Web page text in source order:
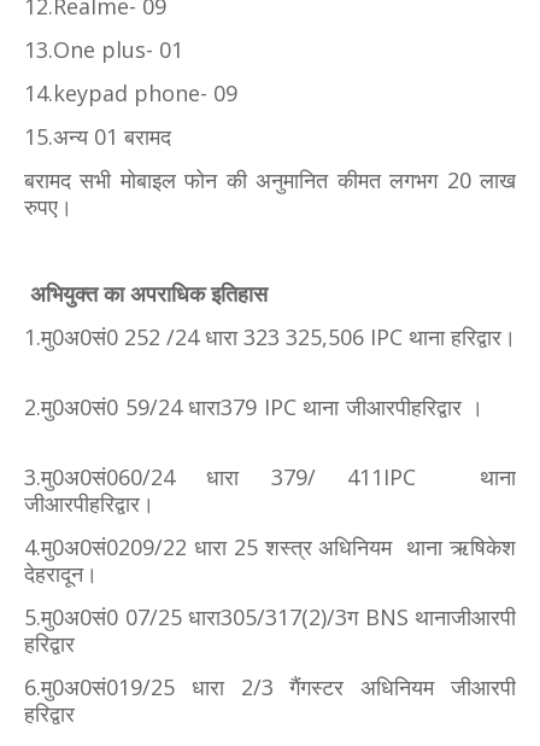
13.One plus- 01
14.keypad phone- 09
15.अन्य 01 बरामद
बरामद सभी मोबाइल फोन की अनुमानित कीमत लगभग 20 लाख
रुपए।
अभियुक्त का अपराधिक इतिहास
1.मु0अ0सं0 252 /24 धारा 323 325,506 IPC थाना हरिद्वार।
2.मु0अ0सं0 59/24 धारा379 IPC थाना जीआरपीहरिद्वार ।
3.मु0अ0सं060/24 धारा 379/ 411IPC थाना
जीआरपीहरिद्वार।
4.मु0अ0सं0209/22 धारा 25 शस्त्र अधिनियम थाना ऋषिकेश
देहरादून।
5.मु0अ0सं0 07/25 धारा305/317(2)/3ग BNS थानाजीआरपी
हरिद्वार
6.मु0अ0सं019/25 धारा 2/3 गैंगस्टर अधिनियम जीआरपी
हरिद्वार